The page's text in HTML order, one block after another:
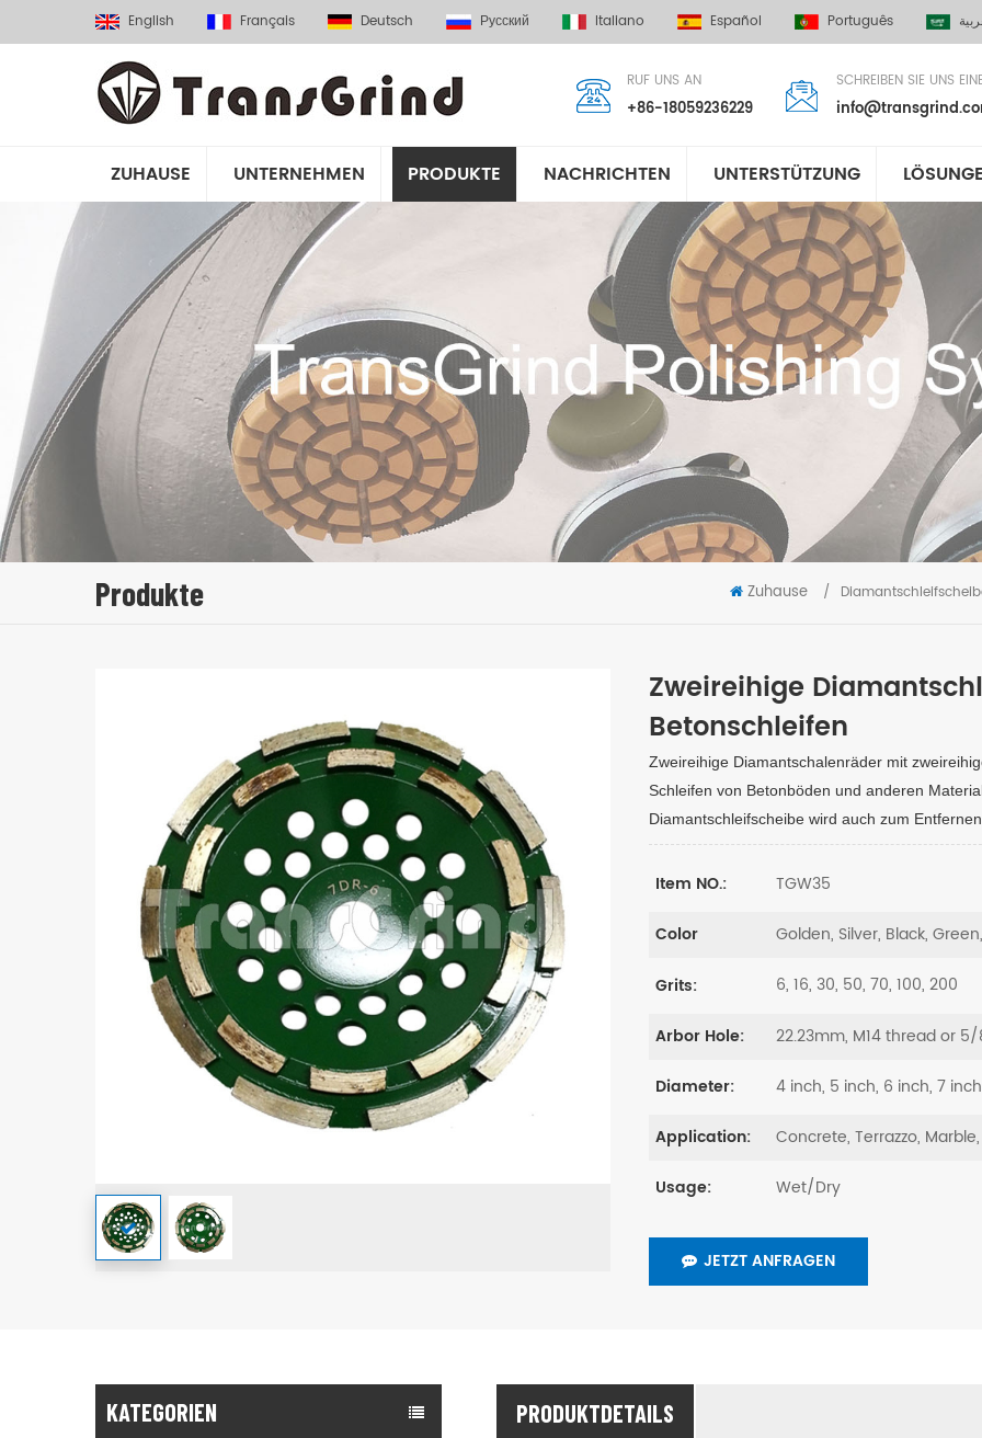
English Français Deutsch Русский Italiano Español Português
RUF UNS AN
+86-18059236229
SCHREIBEN SIE UNS
ZUHAUSE UNTERNEHMEN PRODUKTE NACHRICHTEN UNTERSTÜTZUNG
Produkte Zuhause /
Zweireihige
Betonschleifen
Zweireihige Diamantschalenräder mit
Schleifen von Betonböden und anderen
Diamantschleifscheibe wird auch zum
Item NO.: TGW35
Color Golden, Silver, Black,
Grits: 6, 16, 30, 50, 70, 100, 200
Arbor Hole: 22.23mm, M14 thread or
Diameter: 4 inch, 5 inch, 6 inch, 7 inch
Application: Concrete, Terrazzo,
Usage: Wet/Dry
JETZT ANFRAGEN
KATEGORIEN PRODUKTDETAILS